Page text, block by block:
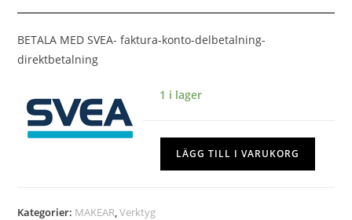
BETALA MED SVEA- faktura-konto-delbetalning-
direktbetalning
1 i lager
LÄGG TILL I VARUKORG
Kategorier: MAKEAR,Verktyg